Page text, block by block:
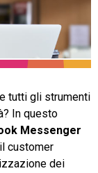
tutti gli strumenti
In questo
Messenger
customer
dei